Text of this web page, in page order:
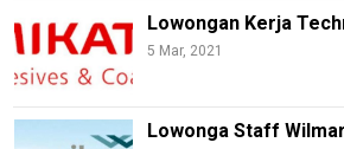
Lowongan Kerja
5 Mar, 2021
Lowonga Staff
W